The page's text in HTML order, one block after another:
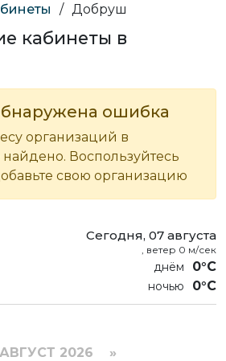
/ Добруш
кабинеты в
ошибка
организаций в
Воспользуйтесь
свою организацию
Сегодня, 07 августа
, ветер 0 м/сек
0°C
0°C
2026 »